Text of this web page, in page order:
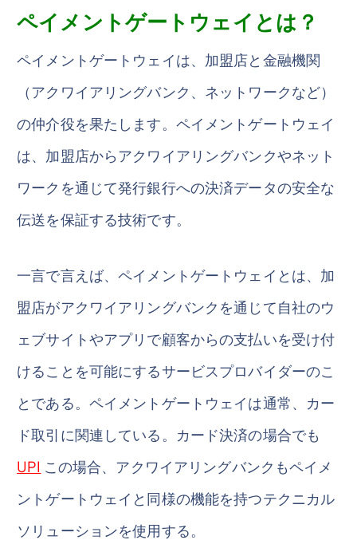
ペイメントゲートウェイとは？
ペイメントゲートウェイは、加盟店と金融機関
（アクワイアリングバンク、ネットワークなど）
の仲介役を果たします。ペイメントゲートウェイ
は、加盟店からアクワイアリングバンクやネット
ワークを通じて発行銀行への決済データの安全な
伝送を保証する技術です。
一言で言えば、ペイメントゲートウェイとは、加
盟店がアクワイアリングバンクを通じて自社のウ
ェブサイトやアプリで顧客からの支払いを受け付
けることを可能にするサービスプロバイダーのこ
とである。ペイメントゲートウェイは通常、カー
ド取引に関連している。カード決済の場合でも
UPI この場合、アクワイアリングバンクもペイメ
ントゲートウェイと同様の機能を持つテクニカル
ソリューションを使用する。